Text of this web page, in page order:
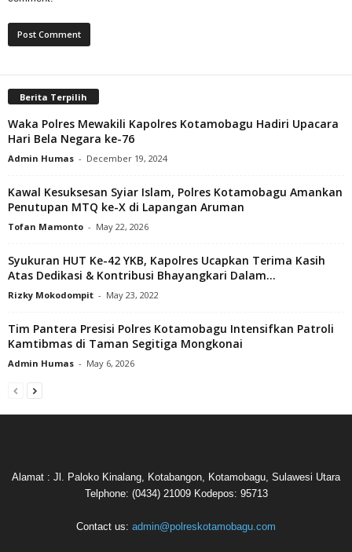
Berita Terpilih
Waka Polres Mewakili Kapolres Kotamobagu Hadiri Upacara
Hari Bela Negara ke-76
Admin Humas - December 19, 2024
Kawal Kesuksesan Syiar Islam, Polres Kotamobagu Amankan
Penutupan MTQ ke-X di Lapangan Aruman
Tofan Mamonto - May 22, 2026
Syukuran HUT Ke-42 YKB, Kapolres Ucapkan Terima Kasih
Atas Dedikasi & Kontribusi Bhayangkari Dalam...
Rizky Mokodompit - May 23, 2022
Tim Pantera Presisi Polres Kotamobagu Intensifkan Patroli
Kamtibmas di Taman Segitiga Mongkonai
Admin Humas - May 6, 2026
Alamat : Jl. Paloko Kinalang, Kotabangon, Kotamobagu, Sulawesi Utara
Telphone: (0434) 21009 Kodepos: 95713
Contact us: admin@polreskotamobagu.com